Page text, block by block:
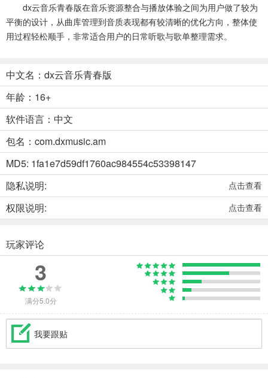
dx云音乐青春版在音乐资源整合与播放体验之间为用户做了较为
平衡的设计，从曲库管理到音质表现都有较清晰的优化方向，整体使
用过程轻松顺手，非常适合用户的日常听歌与歌单整理需求。
中文名：dx云音乐青春版
年龄：16+
软件语言：中文
包名：com.dxmusic.am
MD5: 1fa1e7d59df1760ac984554c53398147
隐私说明:
点击查看
权限说明: 点击查看
玩家评论
3
满分5.0分
我要跟贴